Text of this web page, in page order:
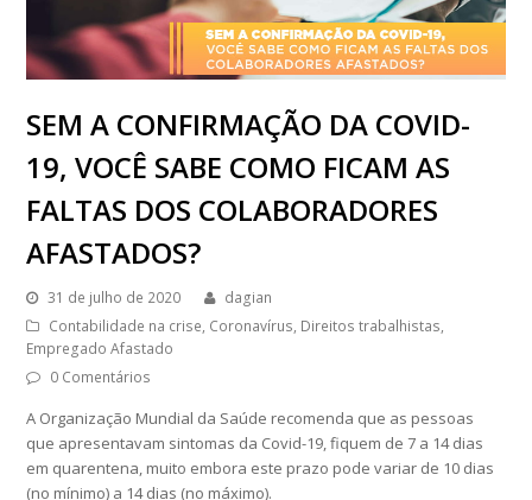
SEM A CONFIRMAÇÃO DA COVID-
19, VOCÊ SABE COMO FICAM AS
FALTAS DOS COLABORADORES
AFASTADOS?
31 de julho de 2020
dagian
Contabilidade na crise, Coronavírus, Direitos trabalhistas,
Empregado Afastado
0 Comentários
A Organização Mundial da Saúde recomenda que as pessoas
que apresentavam sintomas da Covid-19, fiquem de 7 a 14 dias
em quarentena, muito embora este prazo pode variar de 10 dias
(no mínimo) a 14 dias (no máximo).